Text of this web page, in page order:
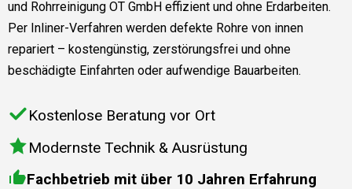
und Rohrreinigung OT GmbH effizient und ohne Erdarbeiten.
Per Inliner-Verfahren werden defekte Rohre von innen
repariert – kostengünstig, zerstörungsfrei und ohne
beschädigte Einfahrten oder aufwendige Bauarbeiten.
Kostenlose Beratung vor Ort
Modernste Technik & Ausrüstung
Fachbetrieb mit über 10 Jahren Erfahrung